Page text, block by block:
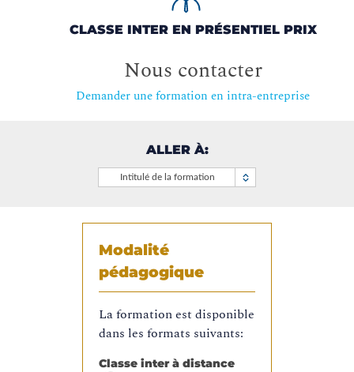
CLASSE INTER EN PRÉSENTIEL PRIX
Nous contacter
Demander une formation en intra-entreprise
ALLER À:
Intitulé de la formation
Modalité
pédagogique
La formation est disponible
dans les formats suivants:
Classe inter à distance